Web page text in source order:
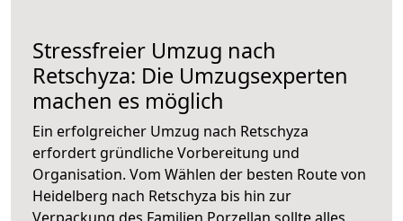
Stressfreier Umzug nach
Retschyza: Die Umzugsexperten
machen es möglich
Ein erfolgreicher Umzug nach Retschyza
erfordert gründliche Vorbereitung und
Organisation. Vom Wählen der besten Route von
Heidelberg nach Retschyza bis hin zur